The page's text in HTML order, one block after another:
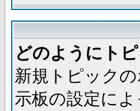
どのようにト
新規トピック
示板の設定に